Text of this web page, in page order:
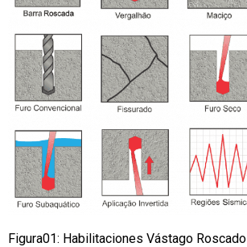
Figura01: Habilitaciones Vástago Roscado